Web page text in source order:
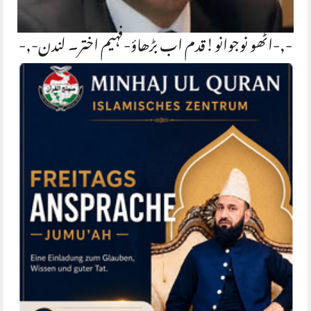
-,-اٹھو نوجوانو!قدم اب بڑھاؤ-فہیم اختر۔ لندن-,-